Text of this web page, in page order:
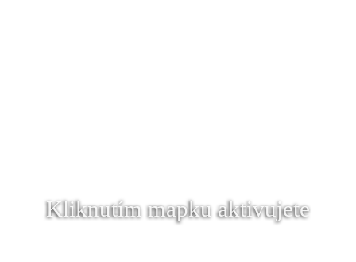
Kliknutím mapku aktivujete